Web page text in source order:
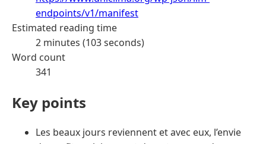
endpoints/v1/manifest
Estimated reading time
2 minutes (103 seconds)
Word count
341
Key points
Les beaux jours reviennent et avec eux, l’envie